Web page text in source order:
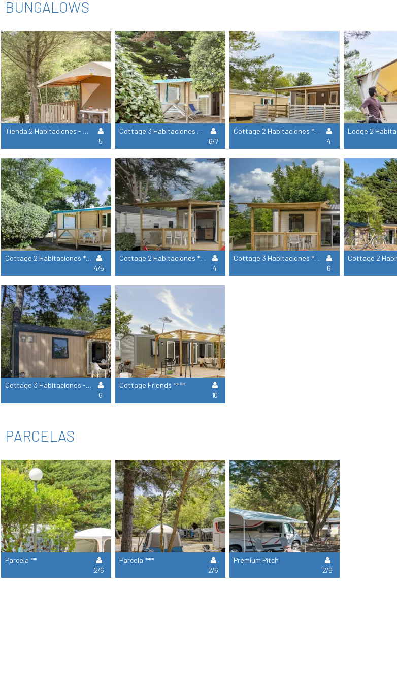
BUNGALOWS
Tienda 2 Habitaciones - Sin Baño **
5
Cottage 3 Habitaciones Aire Acondicionado ***
6/7
Cottage 2 Habitaciones **** - Adaptado Para Personas Con Movilidad Reducida
4
Lodge 2
Cottage 2 Habitaciones ***
4/5
Cottage 2 Habitaciones ****
4
Cottage 3 Habitaciones ****
6
Cottage 3 Habitaciones - 2 Cuartos De Bano Premium
6
Cottage Friends ****
10
PARCELAS
Parcela **
2/6
Parcela ***
2/6
Premium Pitch
2/6